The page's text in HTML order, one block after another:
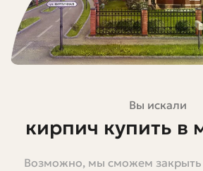
Вы искали
кирпич купить в
Возможно, мы сможем закрыть